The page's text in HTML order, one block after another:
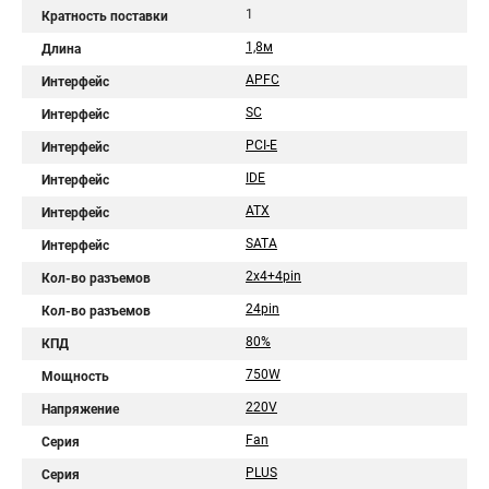
Кратность поставки 1
Длина 1,8м
Интерфейс APFC
Интерфейс SC
Интерфейс PCI-E
Интерфейс IDE
Интерфейс ATX
Интерфейс SATA
Кол-во разъемов 2x4+4pin
Кол-во разъемов 24pin
КПД 80%
Мощность 750W
Напряжение 220V
Серия Fan
Серия PLUS